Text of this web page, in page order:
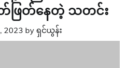
တ်ဖြတ်နေတဲ့ သတင်း
2023 by ရှင်ယွန်း